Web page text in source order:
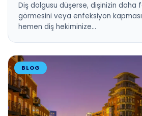
Diş dolgusu düşerse, dişinizin daha
görmesini veya enfeksiyon
hemen diş hekiminize…
BLOG